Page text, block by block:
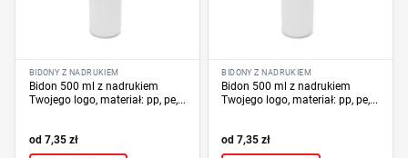
BIDONY Z NADRUKIEM
Bidon 500 ml z nadrukiem
Twojego logo, materiał: pp, pe,...
7,35 zł
BIDONY Z NADRUKIEM
Bidon 500 ml z nadrukiem
Twojego logo, materiał: pp, pe,...
7,35zł